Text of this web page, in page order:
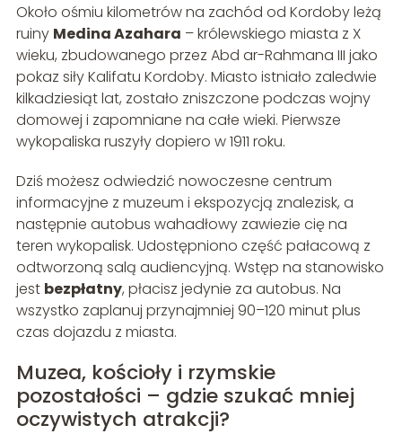
Około ośmiu kilometrów na zachód od Kordoby leżą
ruiny Medina Azahara – królewskiego miasta z X
wieku, zbudowanego przez Abd ar-Rahmana III jako
pokaz siły Kalifatu Kordoby. Miasto istniało zaledwie
kilkadziesiąt lat, zostało zniszczone podczas wojny
domowej i zapomniane na całe wieki. Pierwsze
wykopaliska ruszyły dopiero w 1911 roku.
Dziś możesz odwiedzić nowoczesne centrum
informacyjne z muzeum i ekspozycją znalezisk, a
następnie autobus wahadłowy zawiezie cię na
teren wykopalisk. Udostępniono część pałacową z
odtworzoną salą audiencyjną. Wstęp na stanowisko
jest bezpłatny, płacisz jedynie za autobus. Na
wszystko zaplanuj przynajmniej 90–120 minut plus
czas dojazdu z miasta.
Muzea, kościoły i rzymskie
pozostałości – gdzie szukać mniej
oczywistych atrakcji?